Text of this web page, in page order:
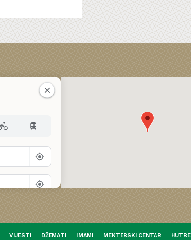
VIJESTI DŽEMATI IMAMI MEKTEBSKI CENTAR HUTBE